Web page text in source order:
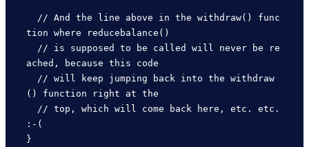
tion where reducebalance()
ached, because this code
() function right at the
:-(